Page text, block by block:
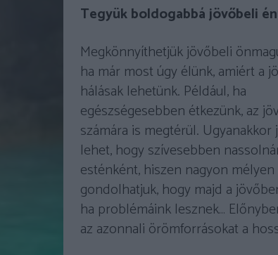
Tegyük boldogabbá jövőbeli
Megkönnyíthetjük jövőbeli
ha már most úgy élünk, amiért a
hálásak lehetünk. Például, ha
egészségesebben étkezünk, az
számára is megtérül. Ugyanakkor
lehet, hogy szívesebben
esténként, hiszen nagyon mélyen
gondolhatjuk, hogy majd a
ha problémáink lesznek…
az azonnali örömforrásokat a